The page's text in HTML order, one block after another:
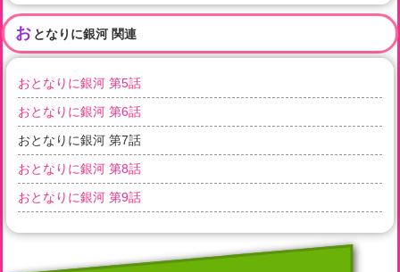
お となりに銀河 関連
おとなりに銀河 第5話
おとなりに銀河 第6話
おとなりに銀河 第7話
おとなりに銀河 第8話
おとなりに銀河 第9話